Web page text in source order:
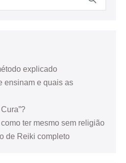
explicado
ensinam e quais as
ter mesmo sem religião
de Reiki completo